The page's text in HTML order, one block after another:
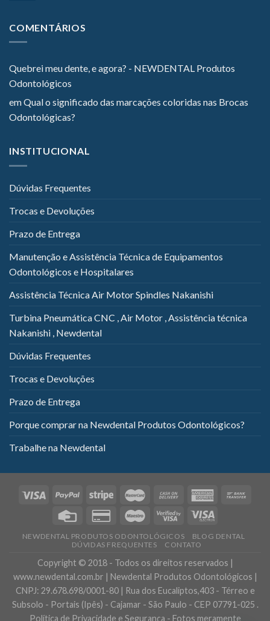
COMENTÁRIOS
Quebrei meu dente, e agora? - NEWDENTAL Produtos
Odontológicos
emQual o significado das marcações coloridas nas Brocas
Odontológicas?
INSTITUCIONAL
Dúvidas Frequentes
Trocas e Devoluções
Prazo de Entrega
Manutenção e Assistência Técnica de Equipamentos
Odontológicos e Hospitalares
Assistência Técnica Air Motor Spindles Nakanishi
Turbina Pneumática CNC , Air Motor , Assistência técnica
Nakanishi , Newdental
Dúvidas Frequentes
Trocas e Devoluções
Prazo de Entrega
Porque comprar na Newdental Produtos Odontológicos?
Trabalhe na Newdental
NEWDENTAL PRODUTOS ODONTOLÓGICOS
BLOG DENTAL
DÚVIDAS FREQUENTES
CONTATO
Copyright © 2018 - Todos os direitos reservados |
www.newdental.com.br | Newdental Produtos Odontológicos |
CNPJ: 29.678.698/0001-80 | Rua dos Eucaliptos,403 - Térreo e
Subsolo - Portais (Ipês) - Cajamar - São Paulo - CEP 07791-025 .
Política de Privacidade e Segurança - Fotos meramente